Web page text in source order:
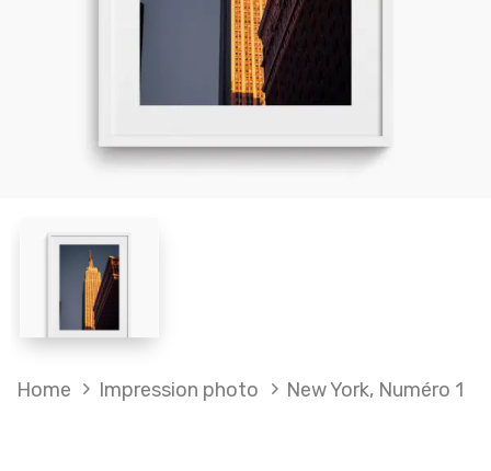
Home Impression photo New York, Numéro 1
NEW
YORK,